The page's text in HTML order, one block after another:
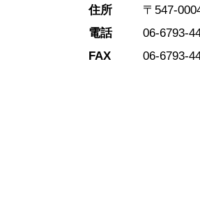
住所
〒547-
電話
06-6793-
FAX
06-6793-